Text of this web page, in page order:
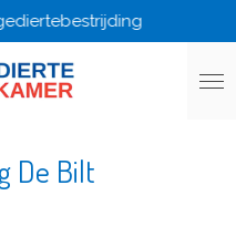
De Bilt